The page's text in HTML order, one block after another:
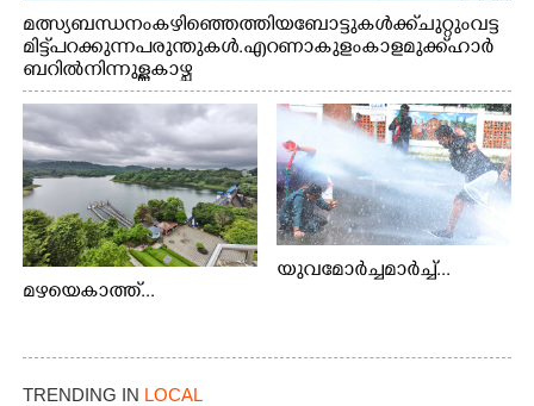
മത്സ്യബന്ധനം കഴിഞ്ഞെത്തിയ ബോട്ടുകൾക്ക് ചുറ്റും വട്ട
മിട്ട് പറക്കുന്ന പരുന്തുകൾ. എറണാകുളം കാളമുക്ക് ഹാർ
ബറിൽ നിന്നുള്ള കാഴ്ച
മഴയെകാത്ത്...
യുവമോർച്ചമാർച്ച്...
TRENDING IN LOCAL